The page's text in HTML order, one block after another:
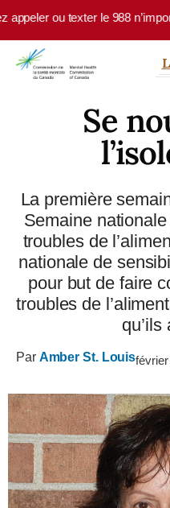
Skip to main content
ou texter le 988 n’importe
Se
La première
Semaine
troubles de
nationale de
pour but de faire
troubles de
qu’ils
Par Amber St. Louisfévrier